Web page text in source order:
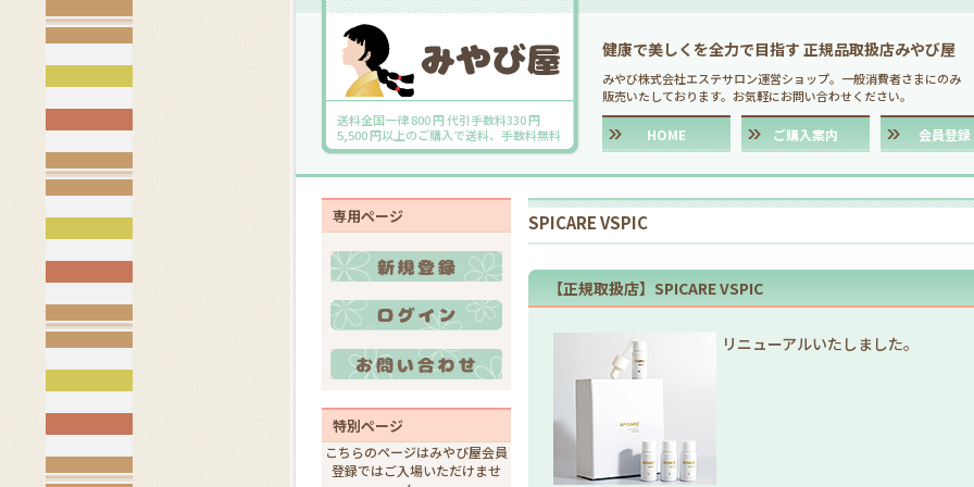
送料全国一律 800 円 代引手数料330 円
5,500 円以上のご購入で送料、手数料無料
健康で美しくを全力で目指す 正規品取扱店みやび屋
みやび株式会社エステサロン運営ショップ。一般消費者さまにのみ
販売いたしております。お気軽にお問い合わせください。
HOME ご購入案内 会員登録
専用ページ
特別ページ
こちらのページはみやび屋会員
登録ではご入場いただけませ
SPICARE VSPIC
【正規取扱店】SPICARE VSPIC
リニューアルいたしました。